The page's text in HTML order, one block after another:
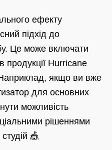
ефекту
підхід до
Це може включати
продукції Hurricane
якщо ви вже
для основних
можливість
рішеннями
🎪